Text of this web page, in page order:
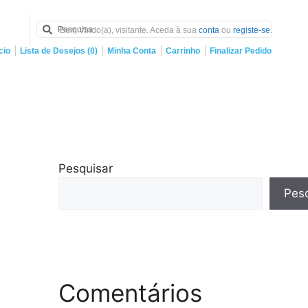
Bem Vindo(a), visitante. Aceda à sua conta ou registe-se.
Lista de Desejos (0) Minha Conta Carrinho Finalizar Pedido
Pesquisar
Comentários